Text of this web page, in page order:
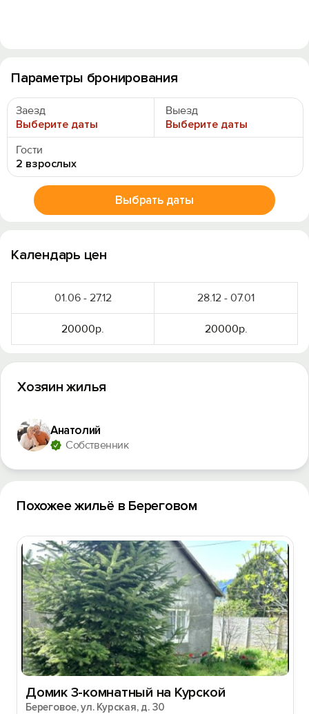
Параметры бронирования
Заезд
Выберите даты
Выезд
Выберите даты
Гости
2 взрослых
Выбрать даты
Календарь цен
01.06 - 27.12 28.12 - 07.01
20000р. 20000р.
Хозяин жилья
Анатолий
Собственник
Похожее жильё в Береговом
Домик 3-комнатный на Курской
Береговое, ул. Курская, д. 30